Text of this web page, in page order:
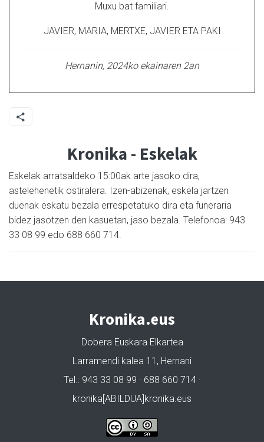
Muxu bat familiari.
JAVIER, MARIA, MERTXE, JAVIER ETA PAKI
Hernanin, 2024ko ekainaren 2an
Kronika - Eskelak
Eskelak arratsaldeko 15:00ak arte jasoko dira,
astelehenetik ostiralera. Izen-abizenak, eskela jartzen
duenak eskatu bezala errespetatuko dira eta funeraria
bidez jasotzen den kasuetan, jaso bezala. Telefonoa: 943
33 08 99 edo 688 660 714.
Kronika.eus
Dobera Euskara Elkartea
Larramendi kalea 11, Hernani
Tel.: 943 33 08 99 · 688 660 714 ·
kronika[ABILDUA]kronika.eus